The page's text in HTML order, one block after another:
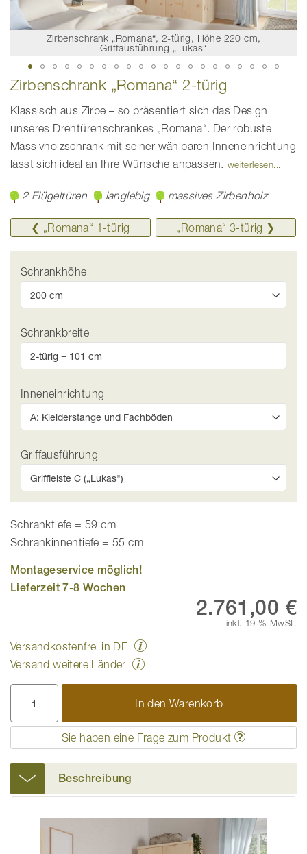
Zirbenschrank „Romana“, 2-türig, Höhe 220 cm,
Griffausführung „Lukas“
Zum
Anfang
Bildgalerie
Zirbenschrank „Romana“ 2-türig
Klassisch aus Zirbe – so präsentiert sich das Design
unseres Drehtürenschrankes „Romana“. Der robuste
Massivholzschrank mit seiner wählbaren Inneneinrichtung
lässt sich ideal an Ihre Wünsche anpassen. weiterlesen
2 Flügeltüren langlebig massives Zirbenholz
❮ „Romana“ 1-türig „Romana“ ­3-türig ❯
Schrankhöhe
Schrankbreite
Inneneinrichtung
Griffausführung
Schranktiefe = 59 cm
Schrankinnentiefe = 55 cm
Montageservice möglich!
Lieferzeit 7-8 Wochen
2.761,00 €
inkl. 19 % MwSt.
Versandkostenfrei in DE
Versand weitere Länder
In den Warenkorb
Sie haben eine Frage zum Produkt
Beschreibung